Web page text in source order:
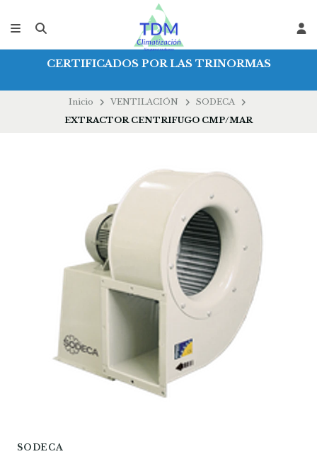
CERTIFICADOS POR LAS TRINORMAS
Inicio VENTILACIÓN
SODECA
EXTRACTOR CENTRIFUGO CMP/MAR
SODECA